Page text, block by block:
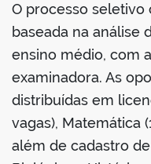
portal
O processo seletivo
baseada na análise
ensino médio, com
examinadora. As
distribuídas em
vagas), Matemática
além de cadastro